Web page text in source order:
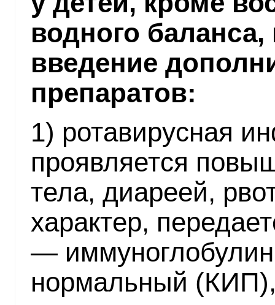
водного
введение
препаратов:
1) ротавирусная
проявляется
тела, диареей,
характер,
— иммуноглобулин
нормальный (КИП),